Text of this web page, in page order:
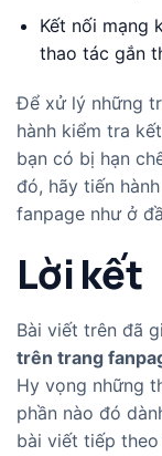
Kết nối mạng
thao tác gắn
Để xử lý những
hành kiểm tra
bạn có bị hạn
đó, hãy tiến
fanpage như ở
Lời kết
Bài viết trên đã
trên trang
Hy vọng những
phần nào đó
bài viết tiếp